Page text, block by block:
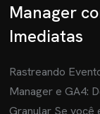
Manager
Imediatas
Rastreando
Manager e GA4:
Granular Se você